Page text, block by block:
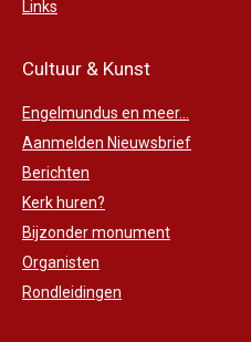
Links
Cultuur & Kunst
Engelmundus en meer...
Aanmelden Nieuwsbrief
Berichten
Kerk huren?
Bijzonder monument
Organisten
Rondleidingen